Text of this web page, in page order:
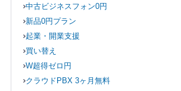
中古ビジネスフォン0円
新品0円プラン
起業・開業支援
買い替え
W超得ゼロ円
クラウドPBX 3ヶ月無料